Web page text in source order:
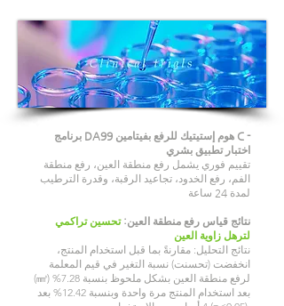
برنامج DA99 هوم إستيتيك للرفع بفيتامين C -
اختبار تطبيق بشري
تقييم فوري يشمل رفع منطقة العين، رفع منطقة
الفم، رفع الخدود، تجاعيد الرقبة، وقدرة الترطيب
لمدة 24 ساعة
نتائج قياس رفع منطقة العين:تحسين تراكمي
لترهل زاوية العين
نتائج التحليل: مقارنةً بما قبل استخدام المنتج،
انخفضت (تحسنت) نسبة التغير في قيم المعلمة
(㎣) لرفع منطقة العين بشكل ملحوظ بنسبة 7.28%
بعد استخدام المنتج مرة واحدة وبنسبة 12.42% بعد